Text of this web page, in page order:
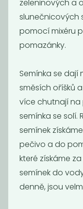
Mák modrý
199Kč/ Kg
zeleninových a
slunečnicových
pomocí mixéru
pomazánky.
Semínka se dají
směsích oříšků
více chutnají na
semínka se solí.
semínek
pečivo a do
které získáme
semínek do
denně, jsou